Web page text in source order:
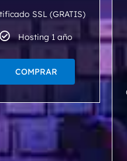
SSL (GRATIS)
Hosting 1 año
COMPRAR